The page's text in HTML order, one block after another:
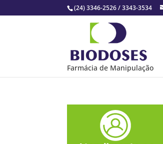
(24) 3346-2526 / 3343-3534
Farmácia de Manipulação